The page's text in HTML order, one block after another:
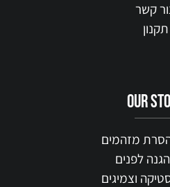
קשר
תקנון
our
מזהמים
לפנים
וצמיגים